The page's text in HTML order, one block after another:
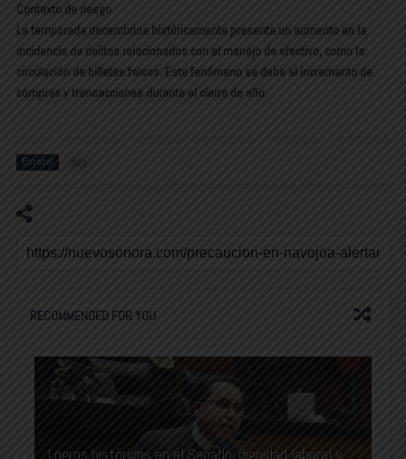
Contexto de riesgo
La temporada decembrina históricamente presenta un aumento en la
incidencia de delitos relacionados con el manejo de efectivo, como la
circulación de billetes falsos. Este fenómeno se debe al incremento de
compras y transacciones durante el cierre de año.
Estatal 800
RECOMMENDED FOR YOU
Logros históricos en el Senado: dignidad laboral y